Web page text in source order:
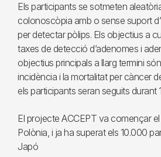
Els participants se sotmeten
colonoscòpia amb o sense suport
per detectar pòlips. Els objectius a
taxes de detecció d’adenomes i
objectius principals a llarg termini
incidència i la mortalitat per càncer
els participants seran seguits durant
El projecte ACCEPT va començar
Polònia, i ja ha superat els 10.000
Japó